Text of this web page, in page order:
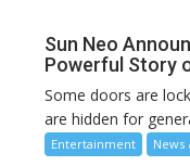
Sun Neo
Powerful Story
Some doors are
are hidden for
Entertainment